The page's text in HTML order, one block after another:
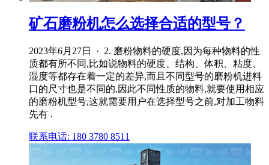
矿石磨粉机怎么选择合适的型号？
2023年6月27日 · 2. 磨粉物料的硬度,因为每种物料的性
质都有所不同,比如说物料的硬度、结构、体积、粘度、
湿度等都存在着一定的差异,而且不同型号的磨粉机进料
口的尺寸也是不同的,因此不同性质的物料,就要使用相应
的磨粉机型号,这就需要用户在选择型号之前,对加工物料
先有 .
联系电话: 180 3780 8511